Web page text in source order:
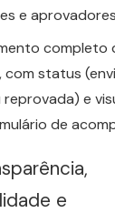
e
completo
com status
e
de
e